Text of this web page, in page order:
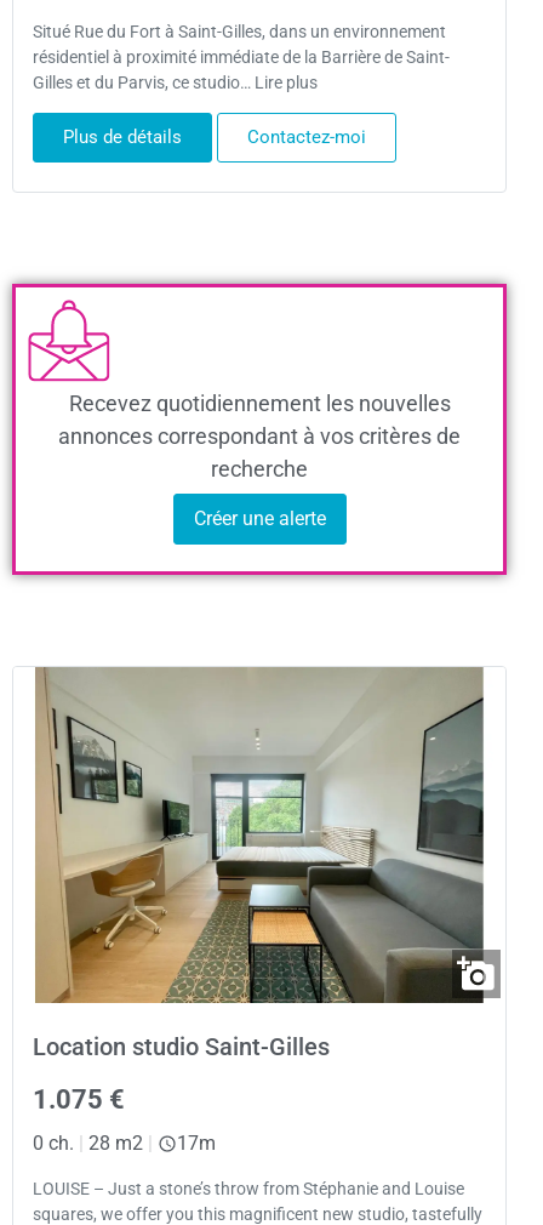
Situé Rue du Fort à Saint-Gilles, dans un environnement
résidentiel à proximité immédiate de la Barrière de Saint-
Gilles et du Parvis, ce studio… Lire plus
Plus de détails Contactez-moi
Recevez quotidiennement les nouvelles
annonces correspondant à vos critères de
recherche
Créer une alerte
Location studio Saint-Gilles
1.075 €
0 ch. 28 m2 17m
LOUISE – Just a stone’s throw from Stéphanie and Louise
squares, we offer you this magnificent new studio, tastefully